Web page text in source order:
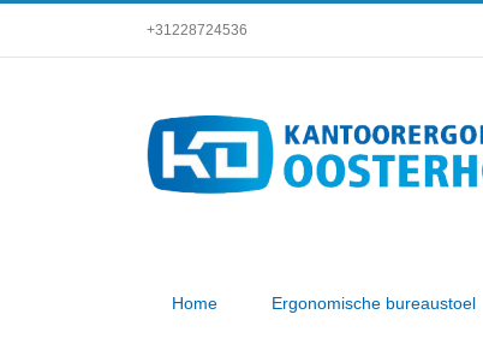
content
+31228724536
Home Ergonomische bureaustoel